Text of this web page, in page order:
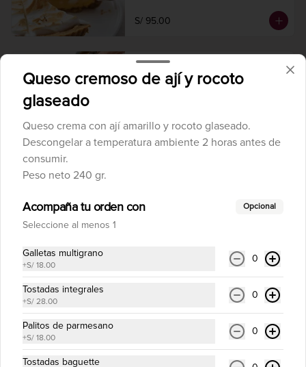
S/ 95.00
Streusel de manzana
Streusel clásico con manzanas laminadas
Hornear a 175° C. / 350° F. por 20
minutos.
S/ 75.00
Suspiro a la limeña tradicional con
Tarta de fresa con manzana
Clásica tarta con fresas y manzanas.
Hornear a 175° C. / 350° F. por 20
Queso cremoso de ají y rocoto
glaseado
Queso crema con ají amarillo y rocoto glaseado.
Descongelar a temperatura ambiente 2 horas antes de
consumir.
Peso neto 240 gr.
Acompaña tu orden con Opcional
Seleccione al menos 1
Galletas multigrano
+S/ 18.00
0
Tostadas integrales
+S/ 28.00
0
Palitos de parmesano
+S/ 18.00
0
Tostadas baguette